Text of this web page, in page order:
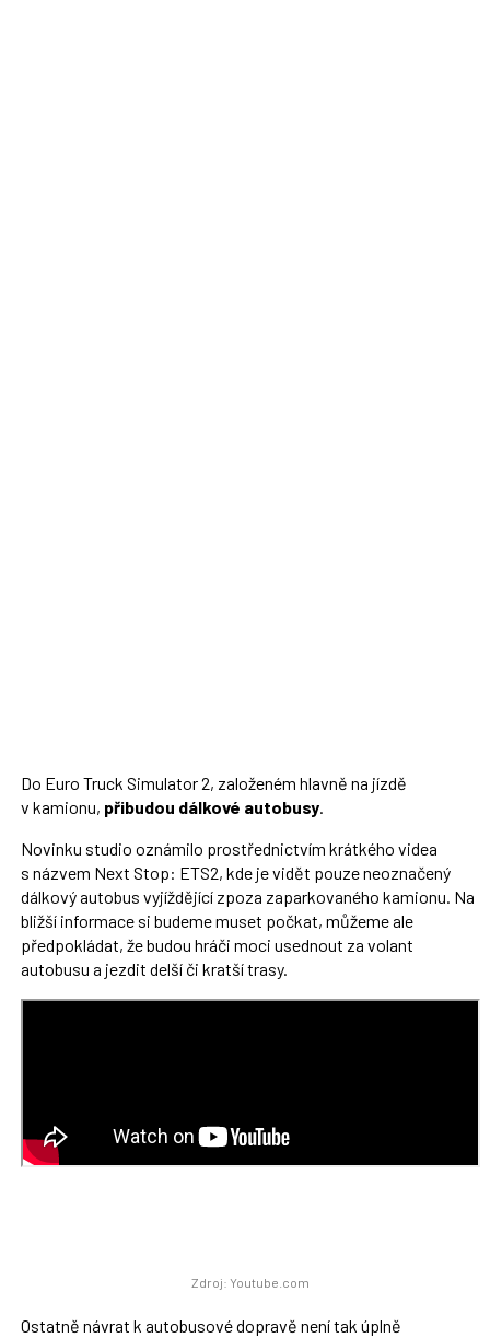
Do Euro Truck Simulator 2, založeném hlavně na jízdě
v kamionu, přibudou dálkové autobusy.
Novinku studio oznámilo prostřednictvím krátkého videa
s názvem Next Stop: ETS2, kde je vidět pouze neoznačený
dálkový autobus vyjíždějící zpoza zaparkovaného kamionu. Na
bližší informace si budeme muset počkat, můžeme ale
předpokládat, že budou hráči moci usednout za volant
autobusu a jezdit delší či kratší trasy.
Zdroj: Youtube.com
Ostatně návrat k autobusové dopravě není tak úplně